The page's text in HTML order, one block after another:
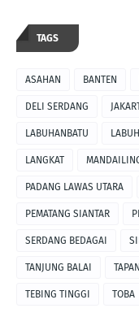
TAGS
ASAHAN BANTEN
DELI SERDANG
LABUHANBATU
LANGKAT
PADANG LAWAS UTARA
PEMATANG SIANTAR
SERDANG BEDAGAI
TANJUNG BALAI
TEBING TINGGI TOBA